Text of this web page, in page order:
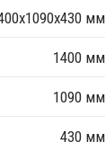
мм
1400 мм
1090 мм
430 мм